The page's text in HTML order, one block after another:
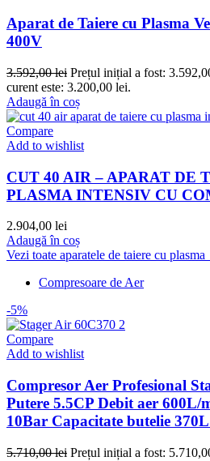
Aparat de Taiere cu Plasma
400V
3.592,00lei Prețul inițial a fost:
curent este: 3.200,00 lei.
Adaugă în coș
Compare
Add to wishlist
CUT 40 AIR – APARAT DE
PLASMA INTENSIV CU
2.904,00 lei
Adaugă în coș
Vezi toate aparatele de taiere cu
Compresoare de Aer
-5%
Compare
Add to wishlist
Compresor Aer Profesional
Putere 5.5CP Debit aer 600L/
10Bar Capacitate butelie
5.710,00lei Prețul inițial a fost: